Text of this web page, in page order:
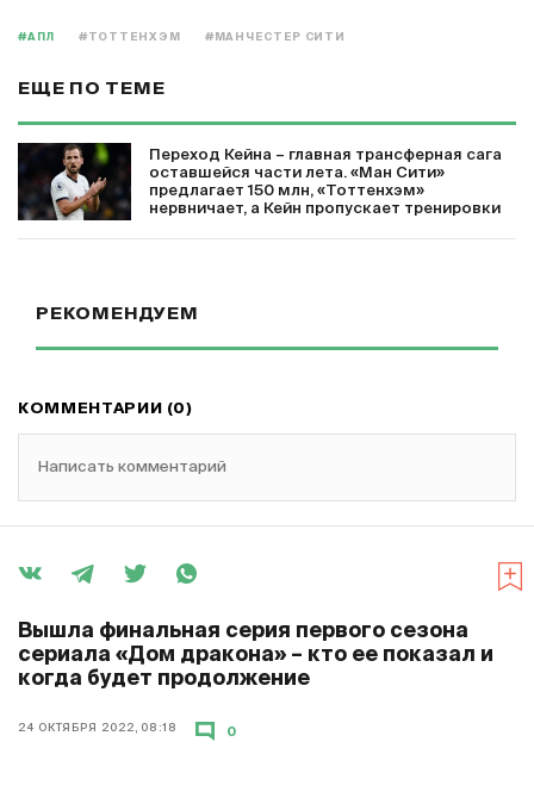
#АПЛ #ТОТТЕНХЭМ #МАНЧЕСТЕР СИТИ
ЕЩЕ ПО ТЕМЕ
Переход Кейна – главная трансферная сага
оставшейся части лета. «Ман Сити»
предлагает 150 млн, «Тоттенхэм»
нервничает, а Кейн пропускает тренировки
РЕКОМЕНДУЕМ
КОММЕНТАРИИ (0)
Написать комментарий
Вышла финальная серия первого сезона
сериала «Дом дракона» – кто ее показал и
когда будет продолжение
24 ОКТЯБРЯ 2022, 08:18 0